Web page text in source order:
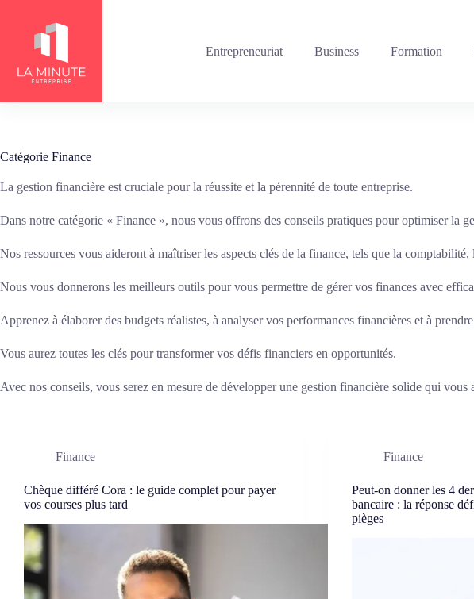
contenu
Entrepreneuriat
Business Formation
Catégorie Finance
La gestion financière est cruciale pour la réussite et la pérennité de toute entreprise.
Dans notre catégorie « Finance », nous vous offrons des conseils pratiques pour optimiser la
Nos ressources vous aideront à maîtriser les aspects clés de la finance, tels que la
Nous vous donnerons les meilleurs outils pour vous permettre de gérer vos finances avec
Apprenez à élaborer des budgets réalistes, à analyser vos performances financières et à
Vous aurez toutes les clés pour transformer vos défis financiers en opportunités.
Avec nos conseils, vous serez en mesure de développer une gestion financière solide qui vous
Finance
Chèque différé Cora : le guide complet pour payer
vos courses plus tard
Finance
Peut-on donner les 4
bancaire : la réponse
pièges